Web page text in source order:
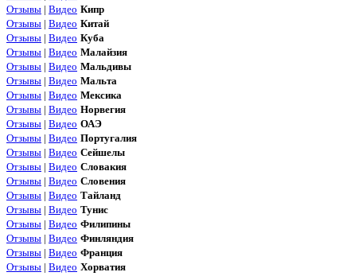
Отзывы | Видео Кипр
Отзывы | Видео Китай
Отзывы | Видео Куба
Отзывы | Видео Малайзия
Отзывы | Видео Мальдивы
Отзывы | Видео Мальта
Отзывы | Видео Мексика
Отзывы | Видео Норвегия
Отзывы | Видео ОАЭ
Отзывы | Видео Португалия
Отзывы | Видео Сейшелы
Отзывы | Видео Словакия
Отзывы | Видео Словения
Отзывы | Видео Тайланд
Отзывы | Видео Тунис
Отзывы | Видео Филипины
Отзывы | Видео Финляндия
Отзывы | Видео Франция
Отзывы | Видео Хорватия